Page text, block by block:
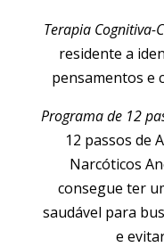
Terapia Cognitiva-
residente a
pensamentos e
Programa de 12
12 passos de
Narcóticos
consegue ter
saudável para
e